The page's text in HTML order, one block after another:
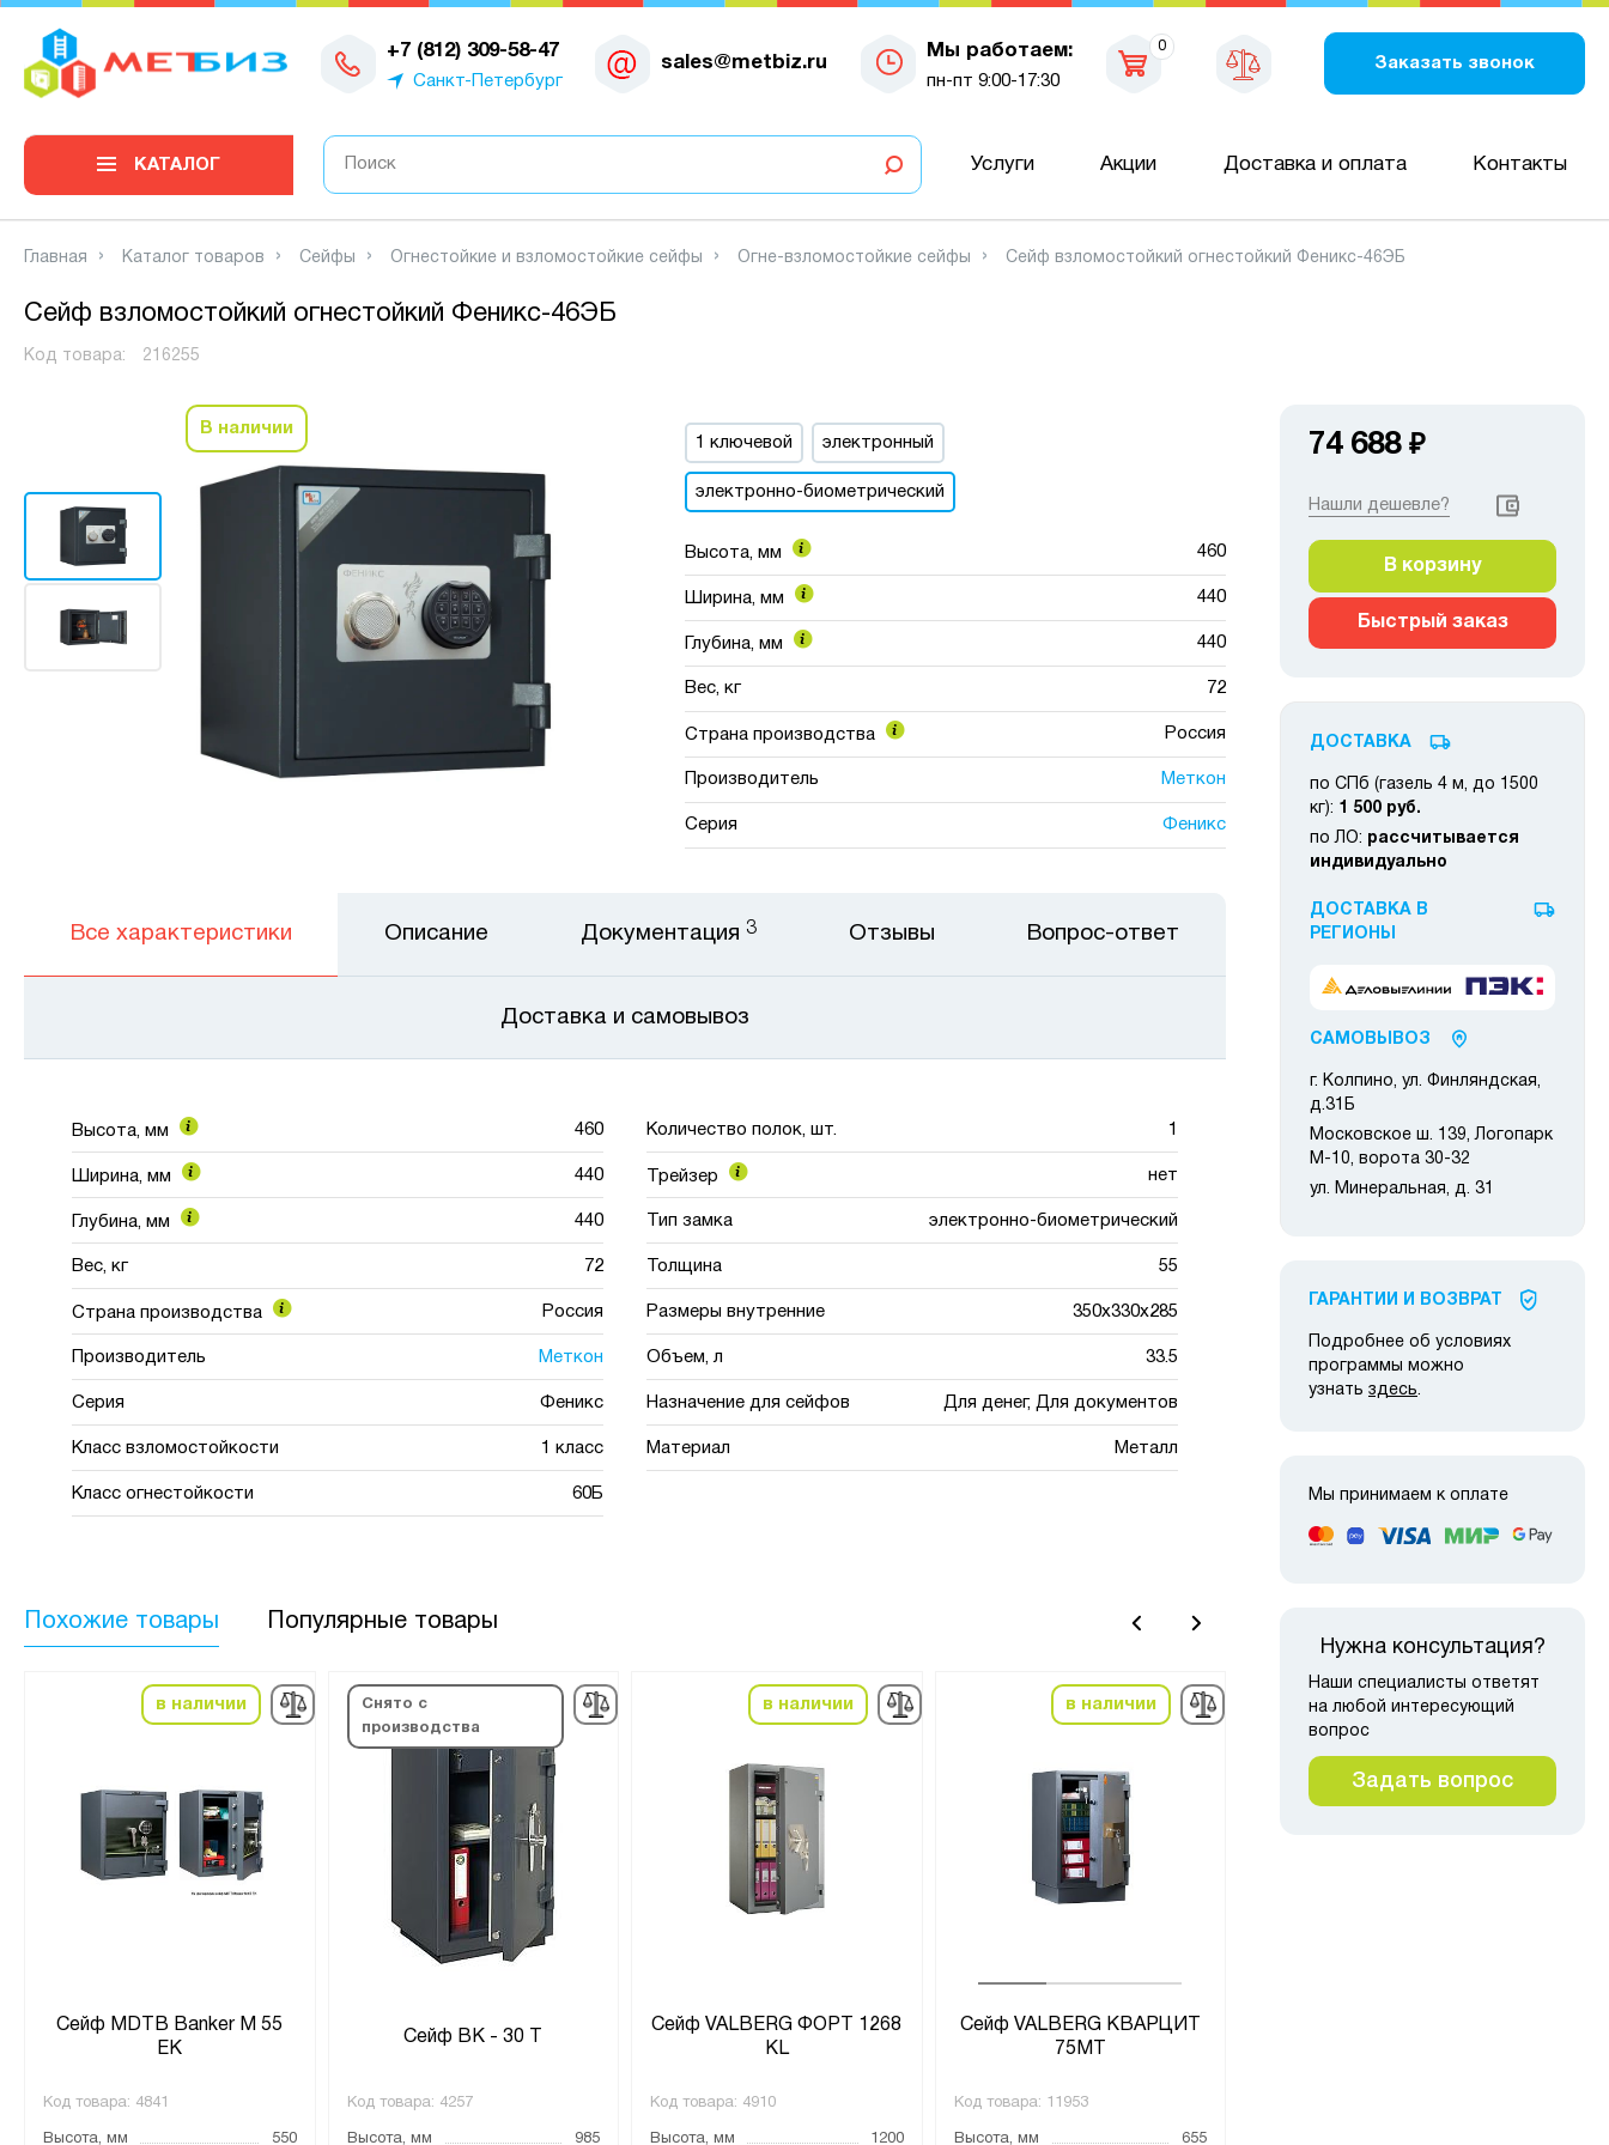
+7 (812) 309-58-47
Санкт-Петербург
sales@metbiz.ru
Мы работаем:
пн-пт 9:00-17:30
0
Заказать звонок
0
КАТАЛОГ Услуги Акции Доставка и оплата Контакты
Главная Каталог товаров Сейфы Огнестойкие и взломостойкие сейфы Огне-взломостойкие сейфы Сейф взломостойкий огнестойкий Феникс-46ЭБ
Сейф взломостойкий огнестойкий Феникс-46ЭБ
Код товара: 216255
В наличии
1 ключевой
электронный
электронно-биометрический
Высота, мм 460
Ширина, мм 440
Глубина, мм 440
Вес, кг 72
Страна производства Россия
Производитель Меткон
Серия Феникс
Все характеристики
Высота, мм 460
Ширина, мм 440
Глубина, мм 440
Вес, кг 72
Страна производства Россия
Производитель Меткон
Серия Феникс
Класс взломостойкости 1 класс
Класс огнестойкости 60Б
Количество полок, шт. 1
Трейзер нет
Тип замка электронно-биометрический
Толщина 55
Размеры внутренние 350х330х285
Объем, л 33.5
Назначение для сейфов Для денег, Для документов
Материал Металл
Описание Документация 3 Отзывы Вопрос-ответ
Доставка и самовывоз
Похожие товары Популярные товары
в наличии
Сейф MDTB Banker M 55
EK
Код товара: 4841
Высота, мм
550
Снято с
производства
Сейф ВК - 30 Т
Код товара: 4257
Высота, мм
985
в наличии
Сейф VALBERG ФОРТ 1268
KL
Код товара: 4910
Высота, мм
1200
в наличии
Сейф VALBERG КВАРЦИТ
75MT
Код товара: 11953
Высота, мм
655
в наличии
74 688 ₽
Нашли дешевле?
В корзину
Быстрый заказ
ДОСТАВКА
по СПб (газель 4 м, до 1500
кг): 1 500 руб.
по ЛО: рассчитывается
индивидуально
ДОСТАВКА В
РЕГИОНЫ
САМОВЫВОЗ
г. Колпино, ул. Финляндская,
д.31Б
Московское ш. 139, Логопарк
М-10, ворота 30-32
ул. Минеральная, д. 31
ГАРАНТИИ И ВОЗВРАТ
Подробнее об условиях
программы можно
узнать здесь.
Мы принимаем к оплате
Нужна консультация?
Наши специалисты ответят
на любой интересующий
вопрос
Задать вопрос